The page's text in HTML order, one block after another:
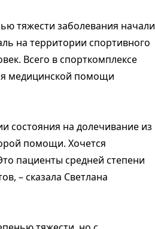
тяжести заболевания начали
на территории спортивного
Всего в спорткомплексе
медицинской помощи
состояния на долечивание из
помощи. Хочется
пациенты средней степени
– сказала Светлана